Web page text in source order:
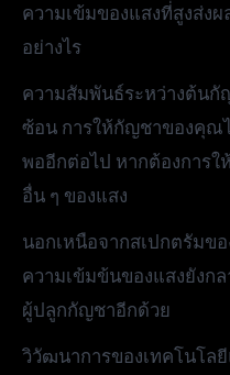
ความเข้มของแสงที่สูงส่ง
อย่างไร
ความสัมพันธ์ระหว่างต้น
ซ้อน การให้กัญชาของคุณ
พออีกต่อไป หากต้องการ
อื่น ๆ ของแสง
นอกเหนือจากสเปกตรัมข
ความเข้มข้นของแสงยังก
ผู้ปลูกกัญชาอีกด้วย
วิวัฒนาการของเทคโนโล